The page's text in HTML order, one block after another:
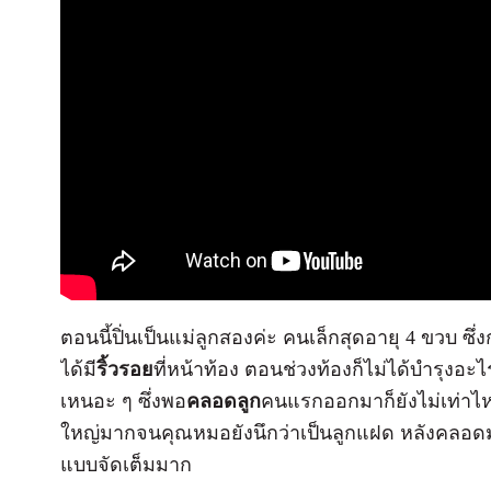
ตอนนี้ปิ่นเป็นแม่ลูกสองค่ะ คนเล็กสุดอายุ 4 ขวบ
ได้มีริ้วรอยที่หน้าท้อง ตอนช่วงท้องก็ไม่ได้บำรุงอะ
เหนอะ ๆ ซึ่งพอคลอดลูกคนแรกออกมาก็ยังไม่เท่า
ใหญ่มากจนคุณหมอยังนึกว่าเป็นลูกแฝด หลังคลอด
แบบจัดเต็มมาก